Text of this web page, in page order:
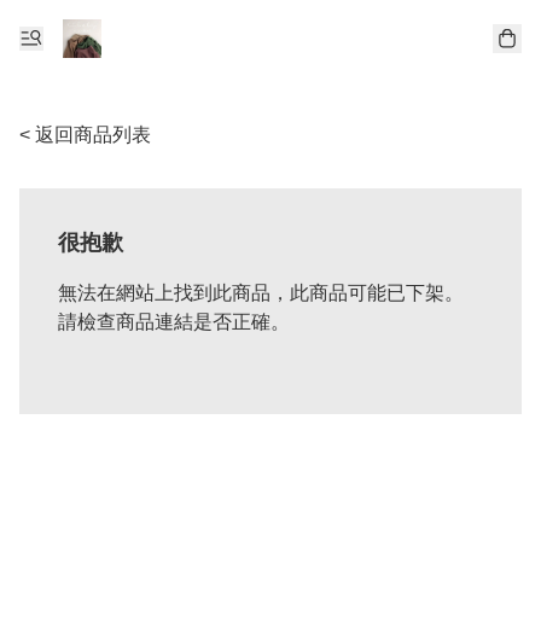
< 返回商品列表
很抱歉
無法在網站上找到此商品，此商品可能已下架。
請檢查商品連結是否正確。